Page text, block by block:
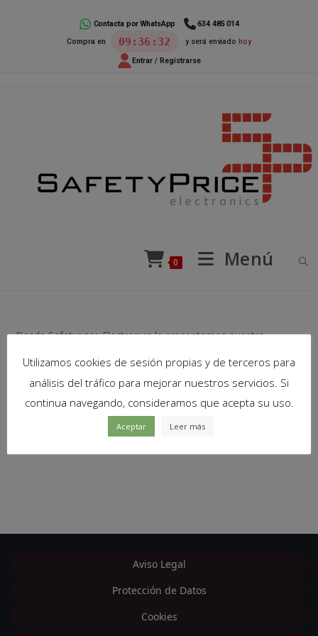
Contacta por WhatsApp
634 485 014
Compra en
09:36:32 y será enviado hoy
Entrar / Registrarse
0 Menú
Desde Safetyprice Electronics le presentamos nuestro
NO SE HAN ENCONTRADO PRODUCTOS QUE COINCIDAN
CON TU SELECCIÓN.
Utilizamos cookies de sesión propias y de terceros para
análisis del tráfico para mejorar nuestros servicios. Si
continua navegando, consideramos que acepta su uso.
Aceptar Leer más
Aviso Legal
Protección de Datos
Cookies